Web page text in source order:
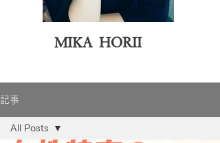
MIKA HORII
記事
All Posts